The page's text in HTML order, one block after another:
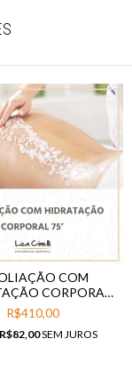
COM
CORPORAL
75'
R$410,00
R$82,00SEM JUROS